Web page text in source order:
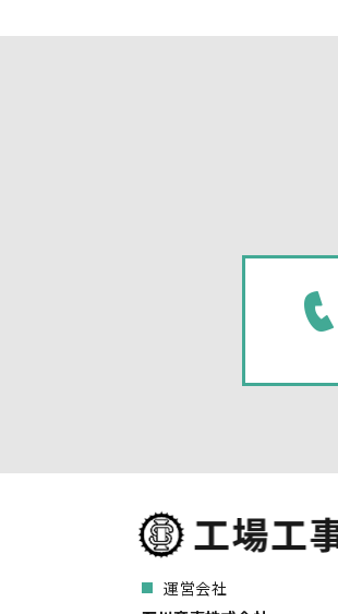
運営会社